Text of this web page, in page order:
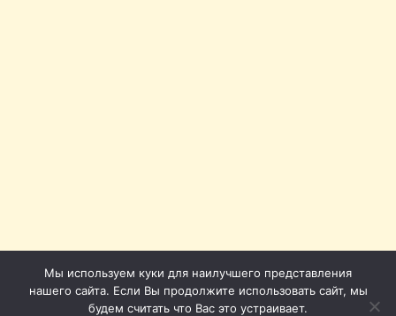
Мы используем куки для наилучшего представления
нашего сайта. Если Вы продолжите использовать сайт, мы
будем считать что Вас это устраивает.